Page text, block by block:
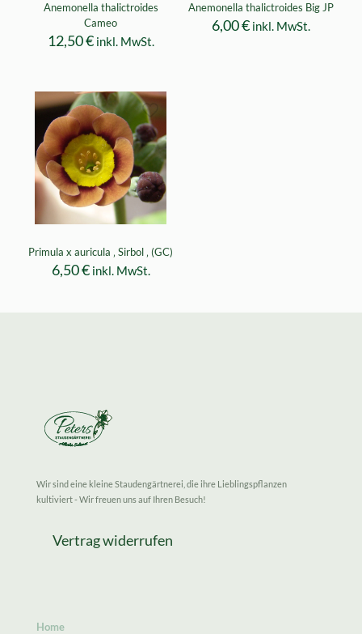
Anemonella thalictroides
Cameo
12,50€ inkl. MwSt.
Anemonella thalictroides Big JP
6,00€ inkl. MwSt.
Primula x auricula ‚ Sirbol ‚ (GC)
6,50€ inkl. MwSt.
Wir sind eine kleine Staudengärtnerei, die ihre Lieblingspflanzen
kultiviert - Wir freuen uns auf Ihren Besuch!
Vertrag widerrufen
Home